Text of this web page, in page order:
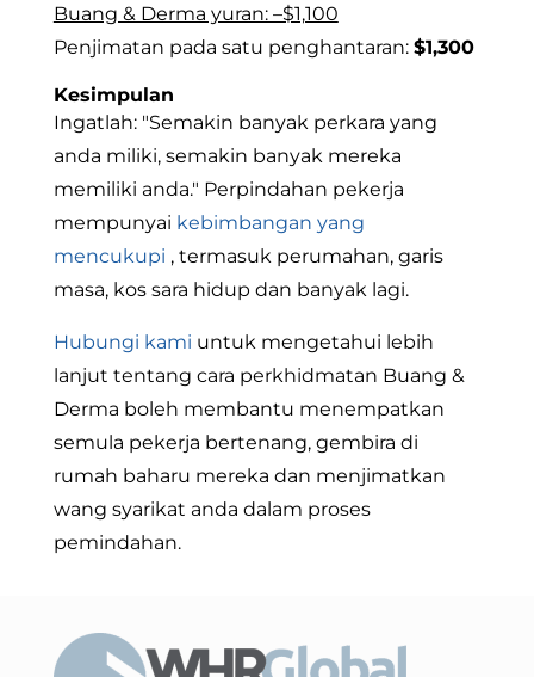
Buang & Derma yuran: –$1,100
Penjimatan pada satu penghantaran: $1,300
Kesimpulan
Ingatlah: "Semakin banyak perkara yang
anda miliki, semakin banyak mereka
memiliki anda." Perpindahan pekerja
mempunyai kebimbangan yang
mencukupi , termasuk perumahan, garis
masa, kos sara hidup dan banyak lagi.
Hubungi kami untuk mengetahui lebih
lanjut tentang cara perkhidmatan Buang &
Derma boleh membantu menempatkan
semula pekerja bertenang, gembira di
rumah baharu mereka dan menjimatkan
wang syarikat anda dalam proses
pemindahan.